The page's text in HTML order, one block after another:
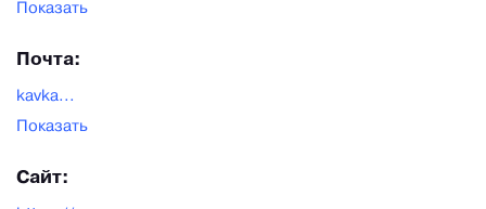
Показать
Почта:
kavka...
Показать
Сайт: